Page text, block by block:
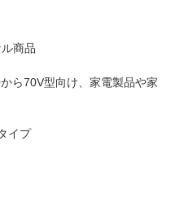
商品
ら70V型向け、家電製品や家
イプ